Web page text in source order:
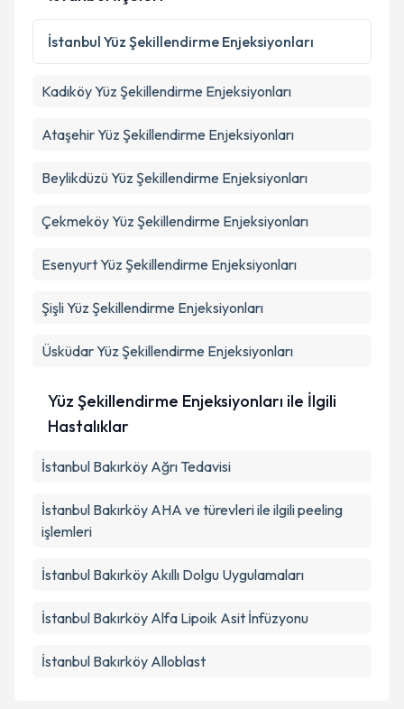
kapsamda işlenmesini kabul ediyorum.
İstanbul Yüz Şekillendirme Enjeksiyonları
KadıköyYüz Şekillendirme Enjeksiyonları
AtaşehirYüz Şekillendirme Enjeksiyonları
BeylikdüzüYüz Şekillendirme Enjeksiyonları
ÇekmeköyYüz Şekillendirme Enjeksiyonları
EsenyurtYüz Şekillendirme Enjeksiyonları
ŞişliYüz Şekillendirme Enjeksiyonları
ÜsküdarYüz Şekillendirme Enjeksiyonları
Yüz Şekillendirme Enjeksiyonları ile İlgili
Hastalıklar
İstanbul Bakırköy Ağrı Tedavisi
İstanbul Bakırköy AHA ve türevleri ile ilgili peeling
işlemleri
İstanbul Bakırköy Akıllı Dolgu Uygulamaları
İstanbul Bakırköy Alfa Lipoik Asit İnfüzyonu
İstanbul Bakırköy Alloblast